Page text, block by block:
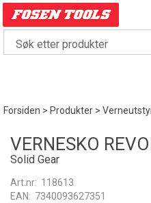
Forsiden>Produkter>
VERNESKO
Solid Gear
Art.nr: 118613
EAN: 7340093627351